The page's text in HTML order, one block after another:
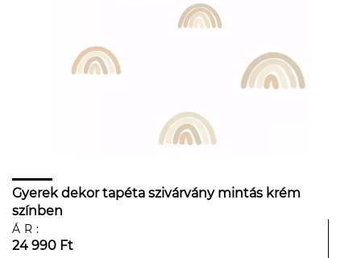
Gyerek dekor tapéta szivárvány mintás krém
színben
ÁR:
24 990 Ft